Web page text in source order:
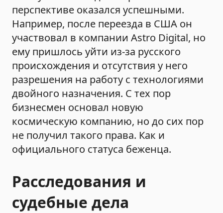
перспективе оказался успешными.
Например, после переезда в США он
участвовал в компании Astro Digital, но
ему пришлось уйти из-за русского
происхождения и отсутствия у него
разрешения на работу с технологиями
двойного назначения. С тех пор
бизнесмен основал новую
космическую компанию, но до сих пор
не получил такого права. Как и
официального статуса беженца.
Расследования и
судебные дела